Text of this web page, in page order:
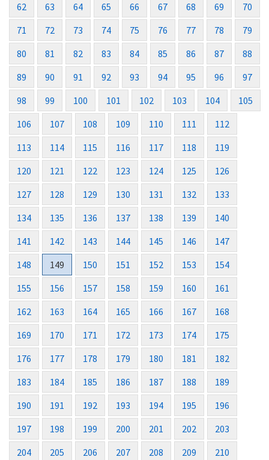
62
63 64 65 66 67 68 69
70
71
72 73 74 75 76 77 78
79
80
81 82 83 84 85 86 87
88
89
90 91 92 93 94 95 96
97
98
99 100 101 102 103 104
105
106
107 108 109 110 111
112
113
114 115 116 117 118
119
120
121 122 123 124 125
126
127
128 129 130 131 132
133
134
135 136 137 138 139
140
141
142 143 144 145 146
147
148
149 150 151 152 153
154
155
156 157 158 159 160
161
162
163 164 165 166 167
168
169
170 171 172 173 174
175
176
177 178 179 180 181
182
183
184 185 186 187 188
189
190
191 192 193 194 195
196
197
198 199 200 201 202
203
204
205 206 207 208 209 210